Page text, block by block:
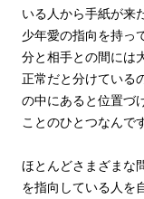
いる人から手紙が来
少年愛の指向を持っ
分と相手との間には
正常だと分けている
の中にあると位置づ
ことのひとつなんで
ほとんどさまざまな
を指向している人を